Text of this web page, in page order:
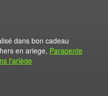
dans bon cadeau
en ariege, Parapente
l'ariège